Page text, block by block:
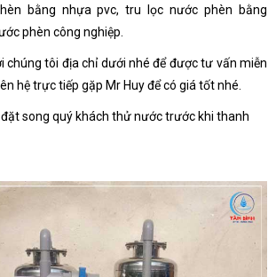
bằng nhựa pvc, tru lọc nước phèn bằng
phèn công nghiệp.
chúng tôi địa chỉ dưới nhé để được tư vấn miễn
hệ trực tiếp gặp Mr Huy để có giá tốt nhé.
song quý khách thử nước trước khi thanh